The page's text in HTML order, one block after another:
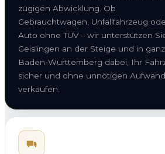
zügigen Abwicklung. Ob
Gebrauchtwagen, Unfallfahrzeug
Auto ohne TÜV – wir unterstützen
Geislingen an der Steige und in ganz
Baden-Württemberg dabei, Ihr
sicher und ohne unnötigen
verkaufen.